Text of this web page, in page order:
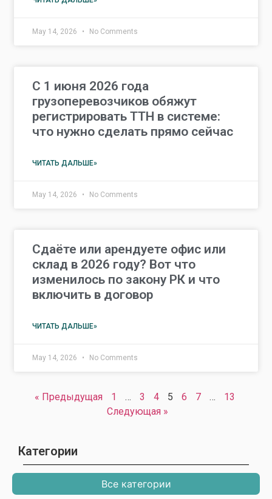
Категории
Все категории
May 14, 2026 No Comments
С 1 июня 2026 года
грузоперевозчиков обяжут
регистрировать ТТН в системе:
что нужно сделать прямо сейчас
ЧИТАТЬ ДАЛЬШЕ»
May 14, 2026 No Comments
Сдаёте или арендуете офис или
склад в 2026 году? Вот что
изменилось по закону РК и что
включить в договор
ЧИТАТЬ ДАЛЬШЕ»
May 14, 2026 No Comments
« Предыдущая 1 … 3 4 5 6 7 …
13
Cледующая »